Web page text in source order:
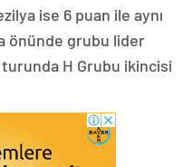
ise 6 puan ile aynı
önünde grubu lider
turunda H Grubu ikincisi